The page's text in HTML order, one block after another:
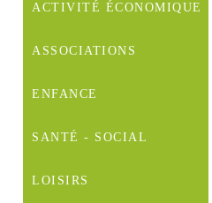
ACTIVITÉ ÉCONOMIQUE
ASSOCIATIONS
ENFANCE
SANTÉ - SOCIAL
LOISIRS